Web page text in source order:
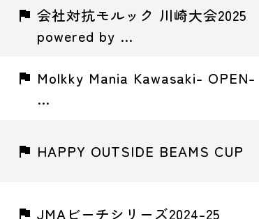
会社対抗モルック 川崎大会2025
powered by …
Molkky Mania Kawasaki- OPEN-
…
HAPPY OUTSIDE BEAMS CUP
JMAビーチシリーズ2024-25